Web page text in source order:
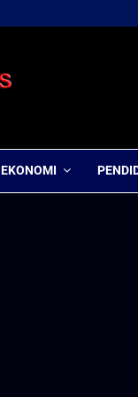
EKONOMI